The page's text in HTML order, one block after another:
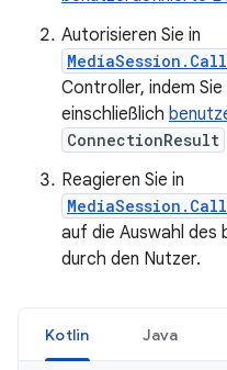
Autorisieren Sie in
Controller, indem
einschließlich
ConnectionResult
Reagieren Sie in
auf die Auswahl
durch den Nutzer.
Kotlin Java